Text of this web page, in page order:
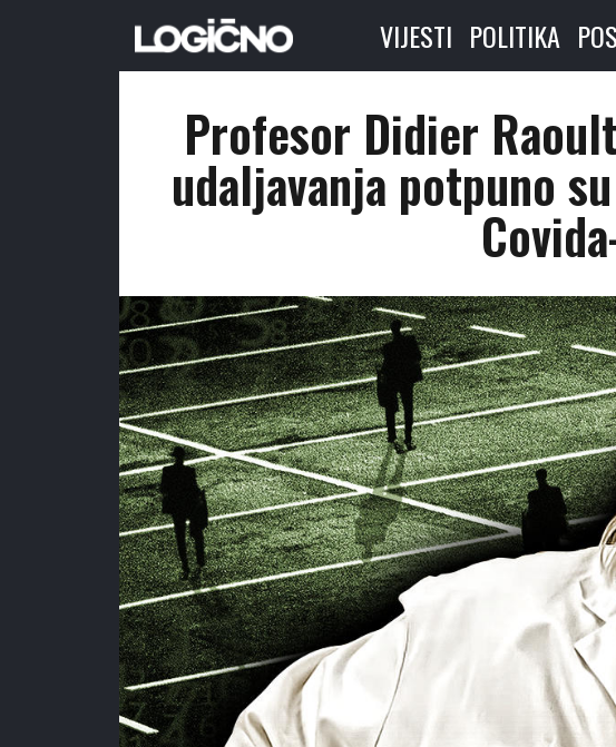
VIJESTI POLITIKA
Profesor Didier
udaljavanja potpuno